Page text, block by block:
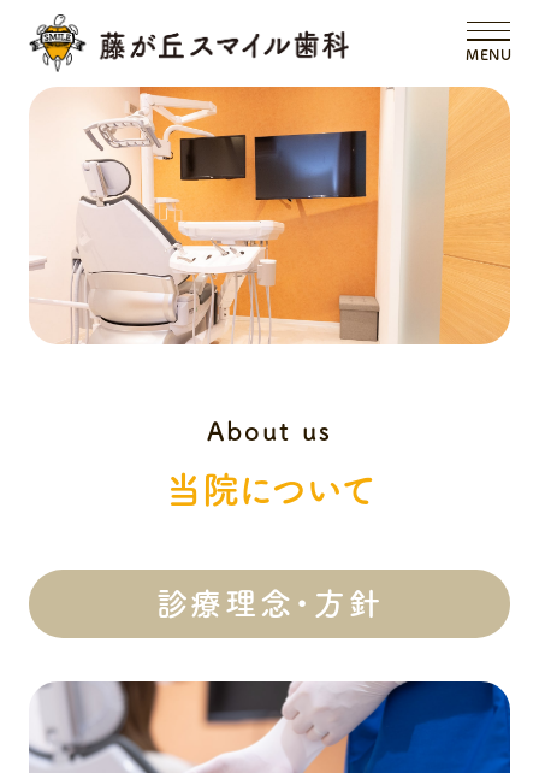
MENU
当院について
診療理念・方針